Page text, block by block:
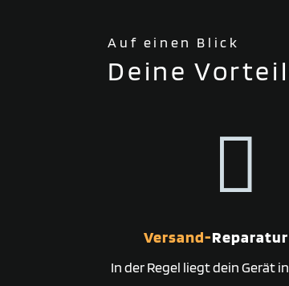
Auf einen Blick
Deine

Versand-Reparatur
In der Regel liegt dein Gerät